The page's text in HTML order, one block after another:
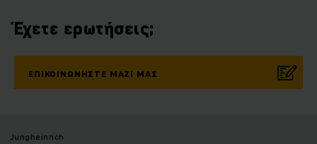
Έχετε ερωτήσεις;
ΕΠΙΚΟΙΝΩΝΉΣΤΕ ΜΑΖΊ ΜΑΣ
Jungheinrich